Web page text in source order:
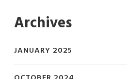
Archives
JANUARY 2025